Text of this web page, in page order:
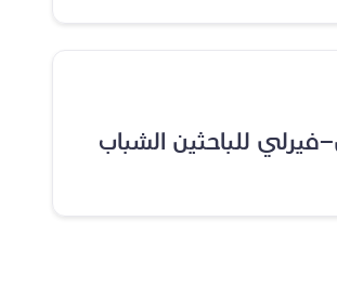
فيرلي للباحثين الشباب